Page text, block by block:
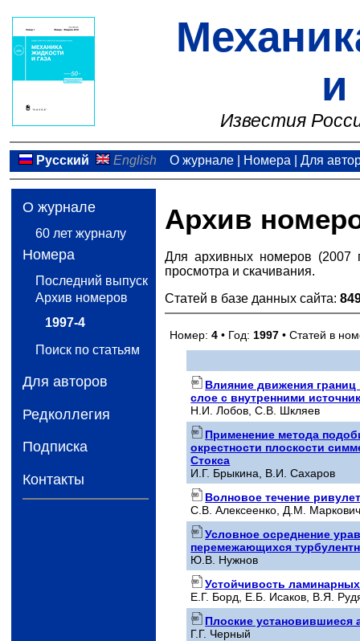
и
Известия
Русский English О журнале| Номера Для
О журнале
60 лет журналу
Номера
Последний выпуск
Архив номеров
1997-4
Поиск по статьям
Для авторов
Редколлегия
Подписка
Контакты
Архив
Для архивных номеров (2007
просмотра и скачивания.
Статей в базе данных сайта:
Номер:4 • Год: 1997 • Статей в
Влияние движения границ
слое с внутренними
Н.И. Лобов, С.В. Шкляев
Применение метода
окрестности плоскости
Стокса
И.Г. Брыкина, В.И. Сахаров
Волновое течение
С.В. Алексеенко, Д.М.
Условное осреднение
перемежающихся
Ю.В. Нужнов
Устойчивость
Е.Г. Борд, Е.Б. Исаков, В.Я.
Плоские установившиеся
Г.Г. Черный